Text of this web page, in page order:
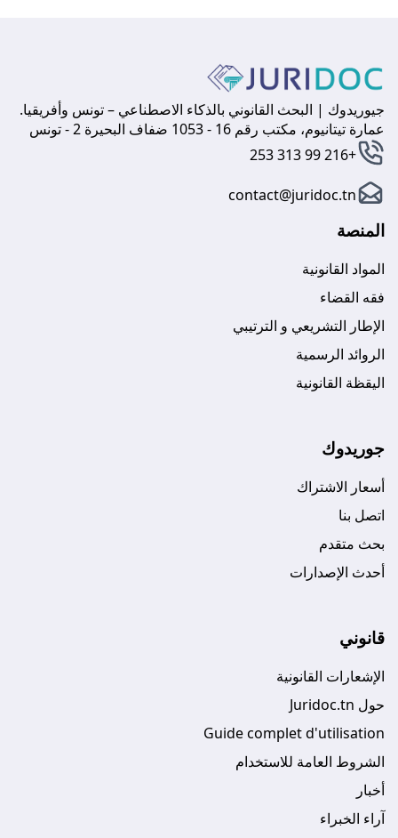
جيوريدوك | البحث القانوني بالذكاء الاصطناعي – تونس وأفريقيا.
عمارة تيتانيوم، مكتب رقم 16 - 1053 ضفاف البحيرة 2 - تونس
+216 99 313 253
contact@juridoc.tn
المنصة
المواد القانونية
فقه القضاء
الإطار التشريعي و الترتيبي
الروائد الرسمية
اليقظة القانونية
جوريدوك
أسعار الاشتراك
اتصل بنا
بحث متقدم
أحدث الإصدارات
قانوني
الإشعارات القانونية
حول Juridoc.tn
Guide complet d'utilisation
الشروط العامة للاستخدام
أخبار
آراء الخبراء